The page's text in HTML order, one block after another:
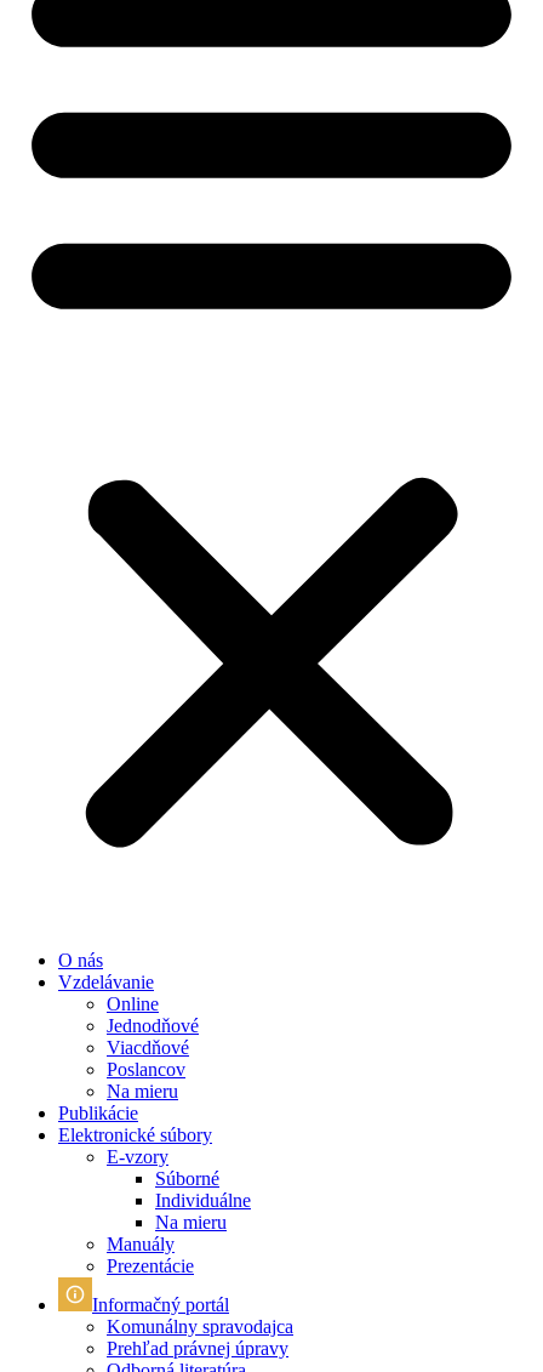
O nás
Vzdelávanie
Online
Jednodňové
Viacdňové
Poslancov
Na mieru
Publikácie
Elektronické súbory
E-vzory
Súborné
Individuálne
Na mieru
Manuály
Prezentácie
Informačný portál
Komunálny spravodajca
Prehľad právnej úpravy